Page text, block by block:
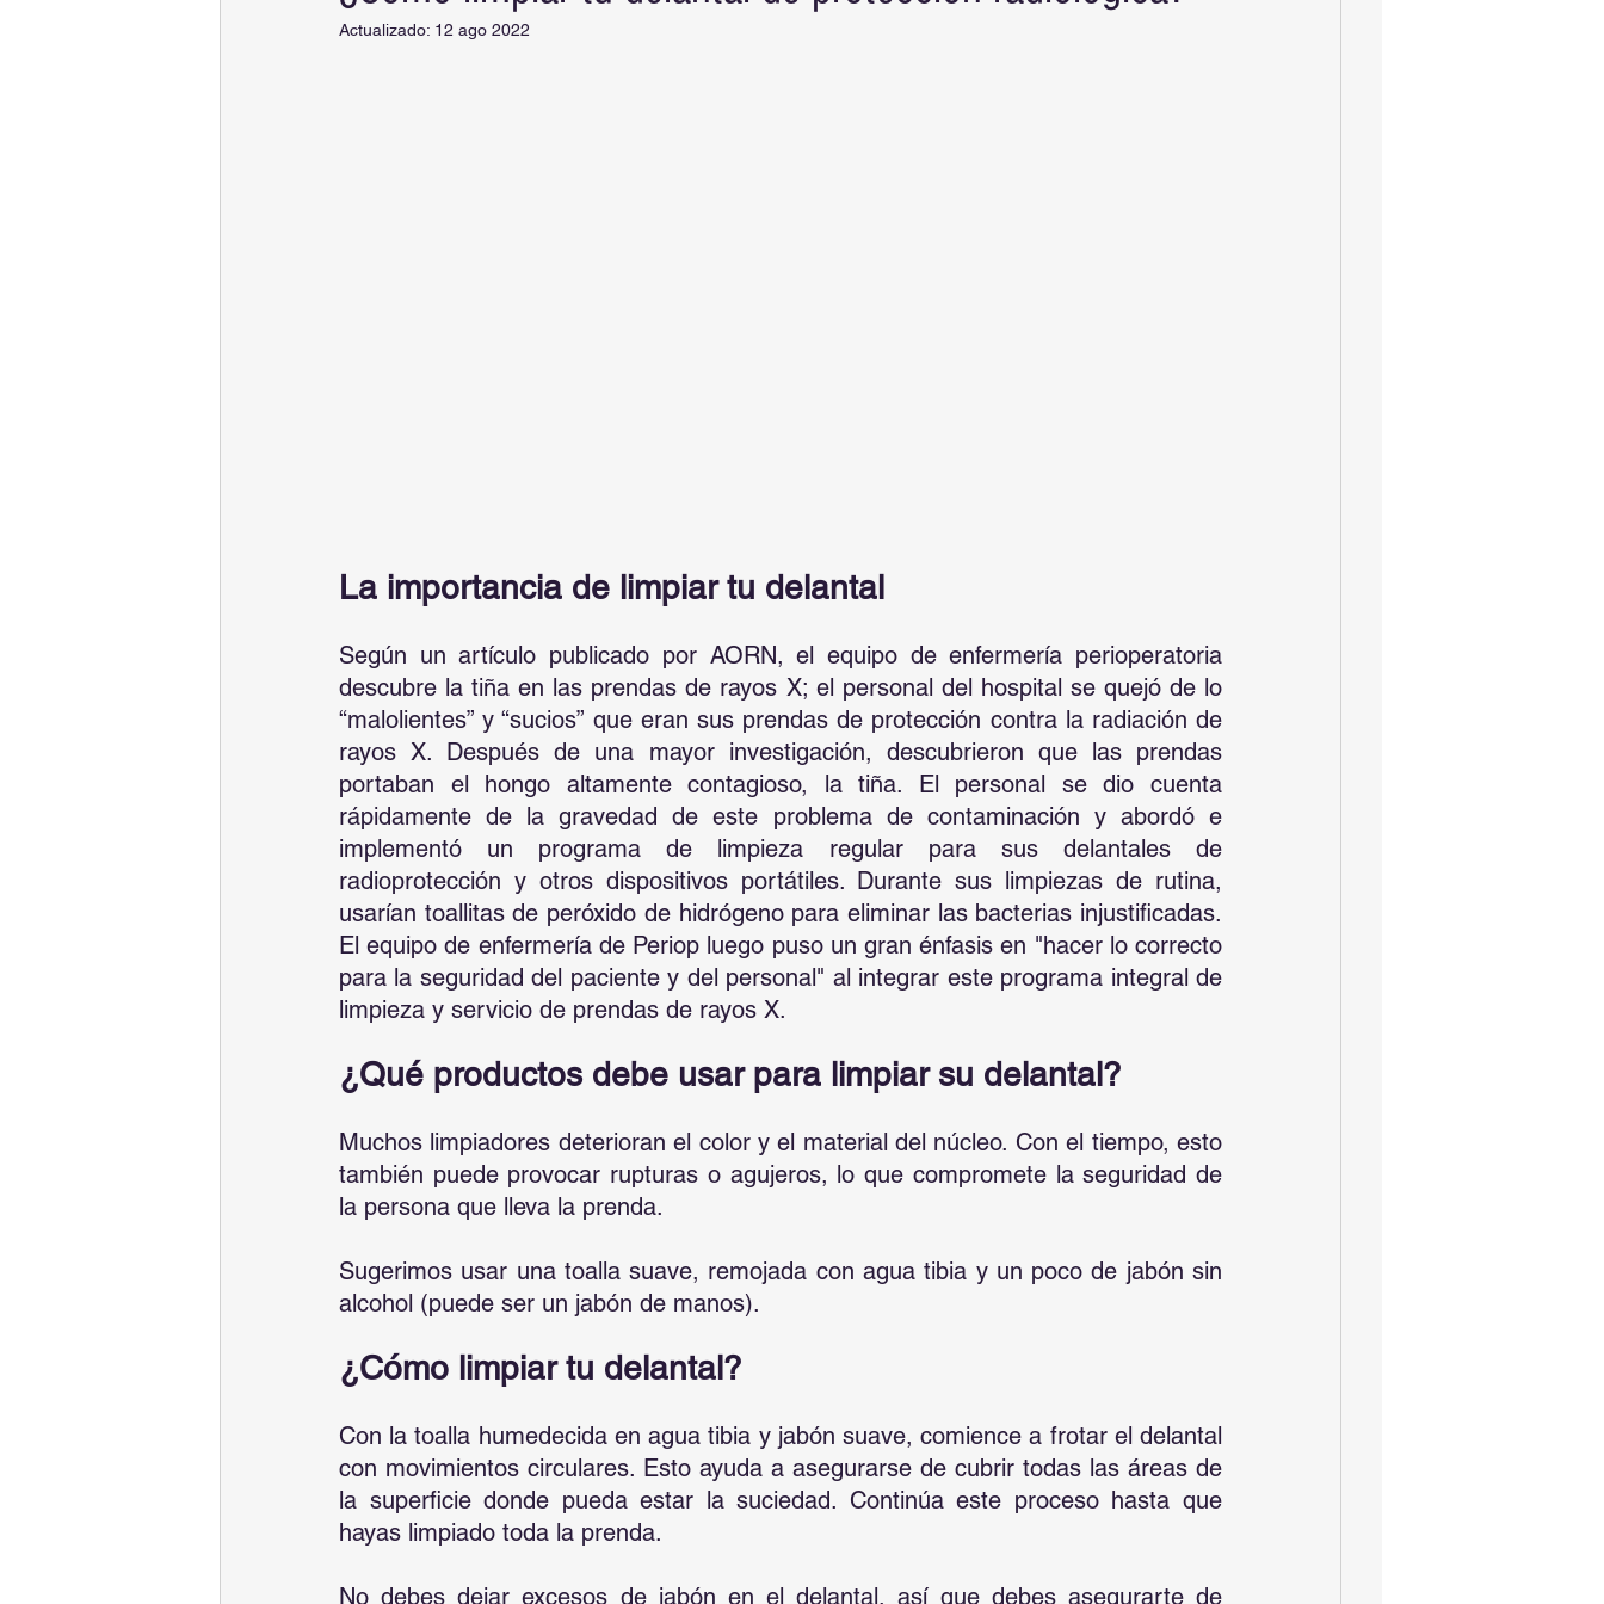
Actualizado: 12 ago 2022
La importancia de limpiar tu delantal
Según un artículo publicado por AORN, el equipo de enfermería perioperatoria
descubre la tiña en las prendas de rayos X; el personal del hospital se quejó de lo
“malolientes” y “sucios” que eran sus prendas de protección contra la radiación de
rayos X. Después de una mayor investigación, descubrieron que las prendas
portaban el hongo altamente contagioso, la tiña. El personal se dio cuenta
rápidamente de la gravedad de este problema de contaminación y abordó e
implementó un programa de limpieza regular para sus delantales de
radioprotección y otros dispositivos portátiles. Durante sus limpiezas de rutina,
usarían toallitas de peróxido de hidrógeno para eliminar las bacterias injustificadas.
El equipo de enfermería de Periop luego puso un gran énfasis en "hacer lo correcto
para la seguridad del paciente y del personal" al integrar este programa integral de
limpieza y servicio de prendas de rayos X.
¿Qué productos debe usar para limpiar su delantal?
Muchos limpiadores deterioran el color y el material del núcleo. Con el tiempo, esto
también puede provocar rupturas o agujeros, lo que compromete la seguridad de
la persona que lleva la prenda.
Sugerimos usar una toalla suave, remojada con agua tibia y un poco de jabón sin
alcohol (puede ser un jabón de manos).
¿Cómo limpiar tu delantal?
Con la toalla humedecida en agua tibia y jabón suave, comience a frotar el delantal
con movimientos circulares. Esto ayuda a asegurarse de cubrir todas las áreas de
la superficie donde pueda estar la suciedad. Continúa este proceso hasta que
hayas limpiado toda la prenda.
No debes dejar excesos de jabón en el delantal, así que debes asegurarte de